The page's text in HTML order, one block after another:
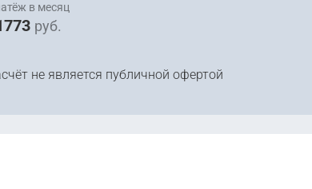
в месяц
руб.
не является публичной офертой